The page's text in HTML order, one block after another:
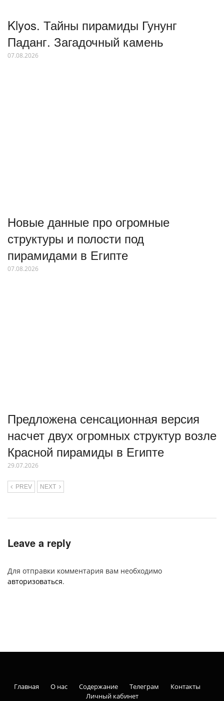
Klyos. Тайны пирамиды Гунунг
Паданг. Загадочный камень
07.08.2026
Новые данные про огромные
структуры и полости под
пирамидами в Египте
07.08.2026
Предложена сенсационная версия
насчет двух огромных структур возле
Красной пирамиды в Египте
29.07.2026
PREV NEXT
Leave a reply
Для отправки комментария вам необходимо
авторизоваться.
Главная О нас Содержание Телеграм
Контакты
Личный кабинет